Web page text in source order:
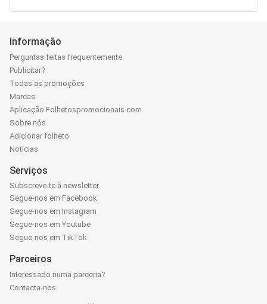
Informação
Perguntas feitas frequentemente
Publicitar?
Todas as promoções
Marcas
Aplicação Folhetospromocionais.com
Sobre nós
Adicionar folheto
Notícias
Serviços
Subscreve-te à newsletter
Segue-nos em Facebook
Segue-nos em Instagram
Segue-nos em Youtube
Segue-nos em TikTok
Parceiros
Interessado numa parceria?
Contacta-nos